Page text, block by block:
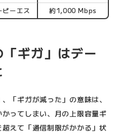
ピーエス 約1,000 Mbps
「ギガ」はデー
「ギガが減った」の意味は、
ってしまい、月の上限容量ギ
えて「通信制限がかかる」状